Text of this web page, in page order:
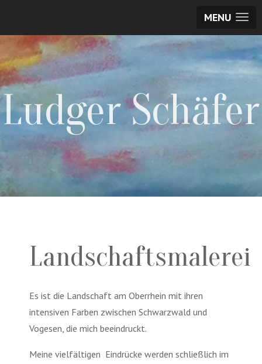
MENU
Ludger Schäfer
Landschaftsmalerei
Es ist die Landschaft am Oberrhein mit ihren
intensiven Farben zwischen Schwarzwald und
Vogesen, die mich beeindruckt.
Meine vielfältigen Eindrücke werden schließlich im